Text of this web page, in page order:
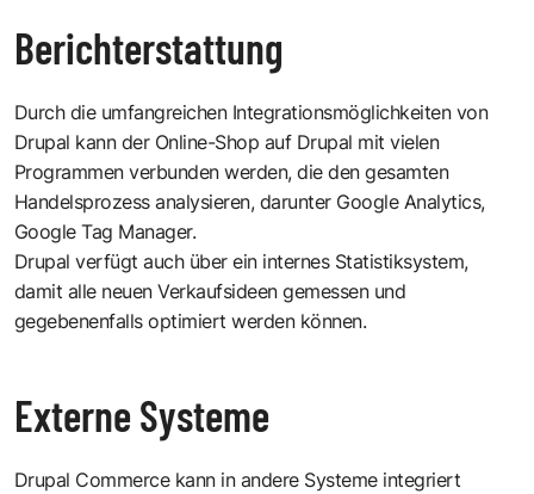
Berichterstattung
Durch die umfangreichen Integrationsmöglichkeiten von
Drupal kann der Online-Shop auf Drupal mit vielen
Programmen verbunden werden, die den gesamten
Handelsprozess analysieren, darunter Google Analytics,
Google Tag Manager.
Drupal verfügt auch über ein internes Statistiksystem,
damit alle neuen Verkaufsideen gemessen und
gegebenenfalls optimiert werden können.
Externe Systeme
Drupal Commerce kann in andere Systeme integriert